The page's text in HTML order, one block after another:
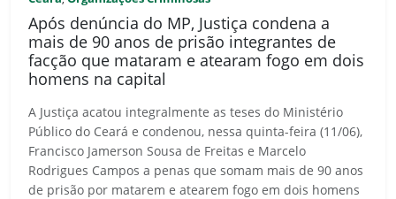
Após denúncia do MP, Justiça condena a
mais de 90 anos de prisão integrantes de
facção que mataram e atearam fogo em dois
homens na capital
A Justiça acatou integralmente as teses do Ministério
Público do Ceará e condenou, nessa quinta-feira (11/06),
Francisco Jamerson Sousa de Freitas e Marcelo
Rodrigues Campos a penas que somam mais de 90 anos
de prisão por matarem e atearem fogo em dois homens